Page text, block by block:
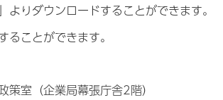
よりダウンロードすることができます。
ことができます。
室（企業局幕張庁舎2階）